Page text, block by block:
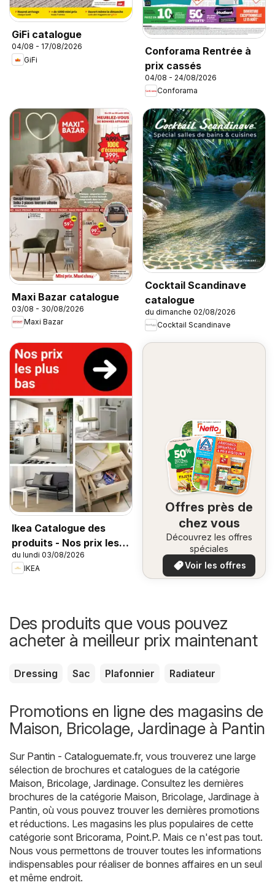
GiFi catalogue
04/08 - 17/08/2026
GiFi
Conforama Rentrée à
prix cassés
04/08 - 24/08/2026
Conforama
Maxi Bazar catalogue
03/08 - 30/08/2026
Maxi Bazar
Cocktail Scandinave
catalogue
du dimanche 02/08/2026
Cocktail Scandinave
Ikea Catalogue des
produits - Nos prix les
plus bas
du lundi 03/08/2026
IKEA
Offres près de
chez vous
Découvrez les offres
spéciales
Voir les offres
Des produits que vous pouvez
acheter à meilleur prix maintenant
Dressing Sac Plafonnier Radiateur
Promotions en ligne des magasins de
Maison, Bricolage, Jardinage à Pantin
Sur Pantin - Cataloguemate.fr, vous trouverez une large
sélection de brochures et catalogues de la catégorie
Maison, Bricolage, Jardinage. Consultez les dernières
brochures de la catégorie Maison, Bricolage, Jardinage à
Pantin, où vous pouvez trouver les dernières promotions
et réductions. Les magasins les plus populaires de cette
catégorie sont Bricorama, Point.P. Mais ce n'est pas tout.
Nous vous permettons de trouver toutes les informations
indispensables pour réaliser de bonnes affaires en un seul
et même endroit.